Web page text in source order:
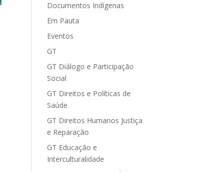
Documentos Indígenas
Em Pauta
Eventos
GT
GT Diálogo e Participação
Social
GT Direitos e Políticas de
Saúde
GT Direitos Humanos Justiça
e Reparação
GT Educação e
Interculturalidade